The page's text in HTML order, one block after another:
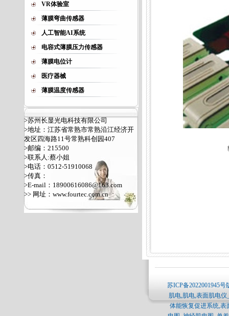
VR体验室
薄膜弯曲传感器
人工智能AI系统
电容式薄膜压力传感器
薄膜电位计
医疗器械
薄膜温度传感器
>苏州长显光电科技有限公司
>地址：江苏省常熟市常熟沿江经济开
发区四海路11号常熟科创园407
>邮编：215500
>联系人:蔡小姐
>电话：0512-51910068
>传真：
>E-mail：18900616086@163.com
>> 网址： www.fourtec.com.cn
苏ICP备2022001945号
肌电,肌电,表面肌电
体能恢复促进系统,表